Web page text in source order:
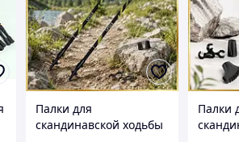
Палки для
скандинавской ходьбы
Палки